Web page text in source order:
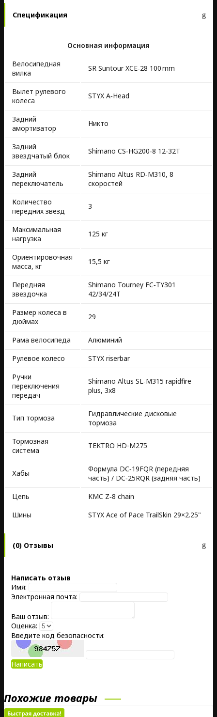
Спецификация
Основная информация
Велосипедная
вилка
SR Suntour XCE‑28 100 mm
Вылет рулевого
колеса
STYX A‑Head
Задний
амортизатор
Никто
Задний
звездчатый блок
Shimano CS‑HG200‑8 12‑32T
Задний
переключатель
Shimano Altus RD‑M310, 8
скоростей
Количество
передних звезд
3
Максимальная
нагрузка
125 кг
Ориентировочная
масса, кг
15,5 кг
Передняя
звездочка
Shimano Tourney FC‑TY301
42/34/24T
Размер колеса в
дюймах
29
Рама велосипеда
Алюминий
Рулевое колесо
STYX riserbar
Ручки
переключения
передач
Shimano Altus SL‑M315 rapidfire
plus, 3x8
Тип тормоза
Гидравлические дисковые
тормоза
Тормозная
система
TEKTRO HD-M275
Хабы
Формула DC‑19FQR (передняя
часть) / DC‑25RQR (задняя часть)
Цепь
KMC Z‑8 chain
Шины
STYX Ace of Pace TrailSkin 29×2.25"
(0) Отзывы
Написать отзыв
Имя:
Электронная почта:
Ваш отзыв:
Оценка:
Введите код безопасности:
Написать
Похожие товары